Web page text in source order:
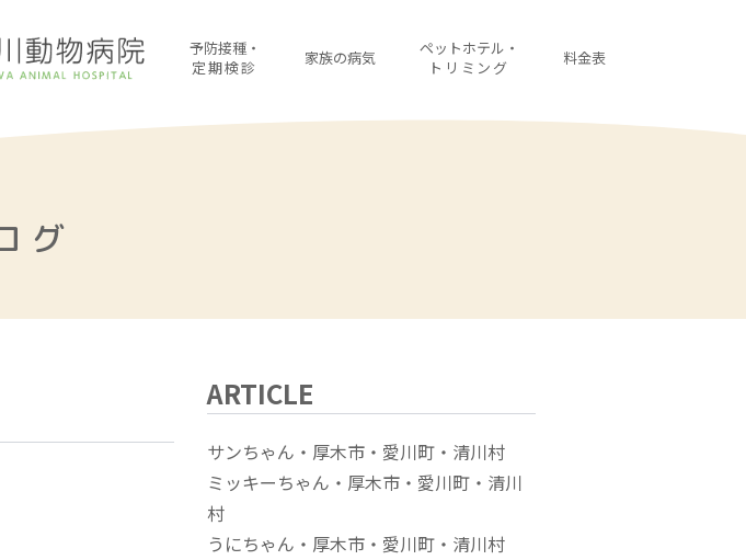
予防接種・
定期検診
家族の病気
ペットホテル・
トリミング
料金表
グ
ARTICLE
サンちゃん・厚木市・愛川町・清川村
ミッキーちゃん・厚木市・愛川町・清川
村
うにちゃん・厚木市・愛川町・清川村